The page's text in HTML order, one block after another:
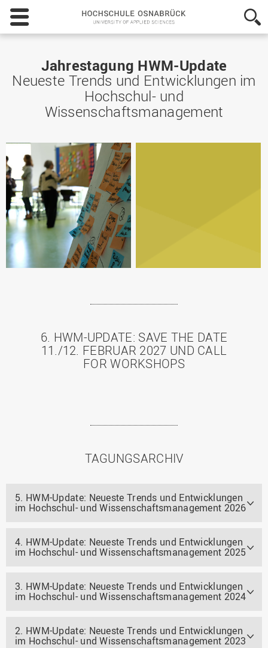
Hochschule
Osnabrück
-
of
Applied
Sciences
Jahrestagung HWM-Update
Neueste Trends und Entwicklungen im
Hochschul- und
Wissenschaftsmanagement
6. HWM-UPDATE: SAVE THE DATE
11./12. FEBRUAR 2027 UND CALL
FOR WORKSHOPS
TAGUNGSARCHIV
5. HWM-Update: Neueste Trends und Entwicklungen
im Hochschul- und Wissenschaftsmanagement 2026
4. HWM-Update: Neueste Trends und Entwicklungen
im Hochschul- und Wissenschaftsmanagement 2025
3. HWM-Update: Neueste Trends und Entwicklungen
im Hochschul- und Wissenschaftsmanagement 2024
2. HWM-Update: Neueste Trends und Entwicklungen
im Hochschul- und Wissenschaftsmanagement 2023